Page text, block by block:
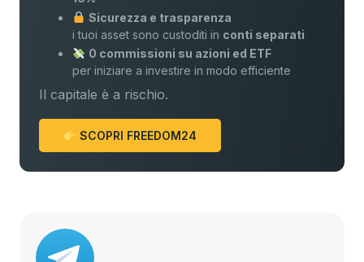
Sicurezza e trasparenza
i tuoi asset sono custoditi in conti separati
0 commissioni su azioni ed ETF
per iniziare a investire in modo efficiente
Il capitale è a rischio.
SCOPRI FREEDOM24